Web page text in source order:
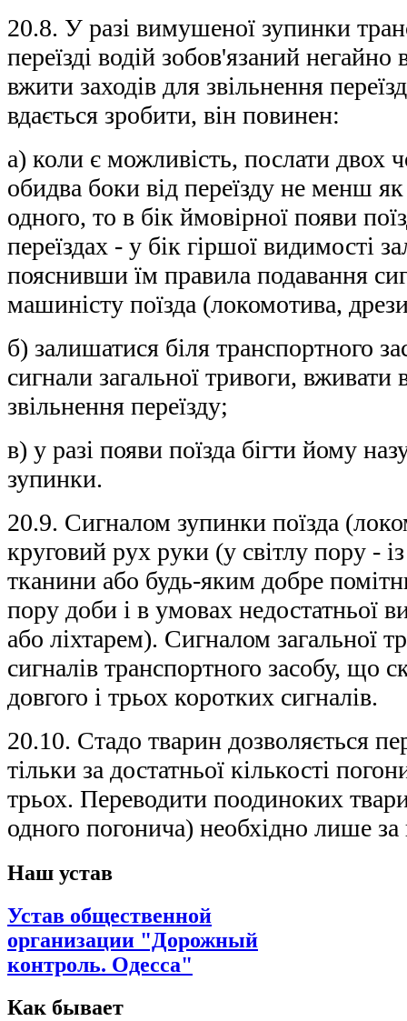
20.8. У разі вимушеної зупинки
переїзді водій зобов'язаний
вжити заходів для звільнення
вдається зробити, він повинен:
а) коли є можливість, послати двох
обидва боки від переїзду не менш
одного, то в бік ймовірної появи
переїздах - у бік гіршої видимості
пояснивши їм правила подавання
машиністу поїзда (локомотива,
б) залишатися біля транспортного
сигнали загальної тривоги, вживати
звільнення переїзду;
в) у разі появи поїзда бігти йому
зупинки.
20.9. Сигналом зупинки поїзда
круговий рух руки (у світлу пору -
тканини або будь-яким добре
пору доби і в умовах недостатньої
або ліхтарем). Сигналом загальної
сигналів транспортного засобу, що
довгого і трьох коротких сигналів.
20.10. Стадо тварин дозволяється
тільки за достатньої кількості
трьох. Переводити поодиноких
одного погонича) необхідно лише за
Наш устав
Устав общественной
организации "Дорожный
контроль. Одесса"
Как бывает